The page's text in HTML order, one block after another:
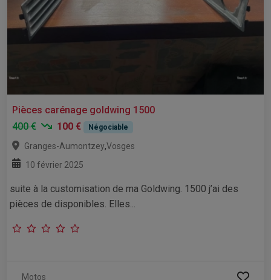
Pièces carénage goldwing 1500
400 €
100 € Négociable
Granges-Aumontzey,Vosges
10 février 2025
suite à la customisation de ma Goldwing. 1500 j’ai des
pièces de disponibles. Elles...
Motos